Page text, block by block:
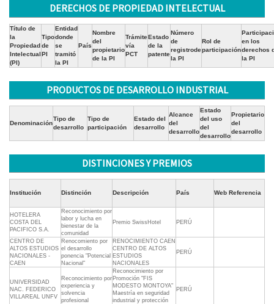
DERECHOS DE PROPIEDAD INTELECTUAL
Título de
la
Propiedad
Intelectual
(PI)
Tipo
de
PI
Entidad
donde
se
tramitó
la PI
País
Nombre
del
propietario
de la PI
Trámite
vía
PCT
Estado
de la
patente
Número
de
registrode
la PI
Rol de
participación
en los
derechos
la PI
PRODUCTOS DE DESARROLLO INDUSTRIAL
Denominación
Tipo de
desarrollo
Tipo de
participación
Estado del
desarrollo
Alcance
del
desarrollo
Estado
del uso
del
desarrollo
Propietario
del
desarrollo
DISTINCIONES Y PREMIOS
Institución Distinción Descripción País Web Referencia
HOTELERA
COSTA DEL
PACIFICO S.A.
Reconocimiento por
labor y lucha en
bienestar de la
comunidad
Premio SwissHotel PERÚ
CENTRO DE
ALTOS ESTUDIOS
NACIONALES -
CAEN
Renocomiento por
el desarrollo
ponencia "Potencial
Nacional"
RENOCIMIENTO CAEN
CENTRO DE ALTOS
ESTUDIOS
NACIONALES
PERÚ
UNIVERSIDAD
NAC. FEDERICO
VILLAREAL UNFV
Reconocimiento por
experiencia y
solvencia
profesional
Reconocimiento por
Promoción "FIS
MODESTO MONTOYA"
Maestría en seguridad
industrial y protección
PERÚ